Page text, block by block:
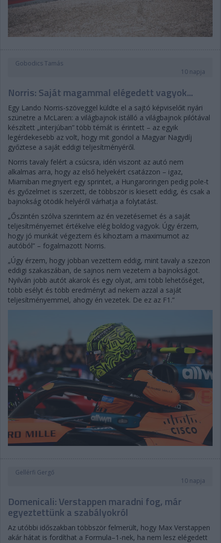
Gobodics Tamás
10 napja
Norris: Saját magammal elégedett vagyok...
Egy Lando Norris-szöveggel küldte el a sajtó képviselőit nyári
szünetre a McLaren: a világbajnok istálló a világbajnok pilótával
készített „interjúban” több témát is érintett – az egyik
legérdekesebb az volt, hogy mit gondol a Magyar Nagydíj
győztese a saját eddigi teljesítményéről.
Norris tavaly felért a csúcsra, idén viszont az autó nem
alkalmas arra, hogy az első helyekért csatázzon – igaz,
Miamiban megnyert egy sprintet, a Hungaroringen pedig pole-t
és győzelmet is szerzett, de többször is kiesett eddig, és csak a
bajnokság ötödik helyéről várhatja a folytatást.
„Őszintén szólva szerintem az én vezetésemet és a saját
teljesítményemet értékelve elég boldog vagyok. Úgy érzem,
hogy jó munkát végeztem és kihoztam a maximumot az
autóból” – fogalmazott Norris.
„Úgy érzem, hogy jobban vezettem eddig, mint tavaly a szezon
eddigi szakaszában, de sajnos nem vezetem a bajnokságot.
Nyilván jobb autót akarok és egy olyat, ami több lehetőséget,
több esélyt és több eredményt ad nekem azzal a saját
teljesítményemmel, ahogy én vezetek. De ez az F1.”
Gellérfi Gergő
10 napja
Domenicali: Verstappen maradni fog, már
egyeztettünk a szabályokról
Az utóbbi időszakban többször felmerült, hogy Max Verstappen
akár hátat is fordíthat a Formula–1-nek, ha nem lesz elégedett